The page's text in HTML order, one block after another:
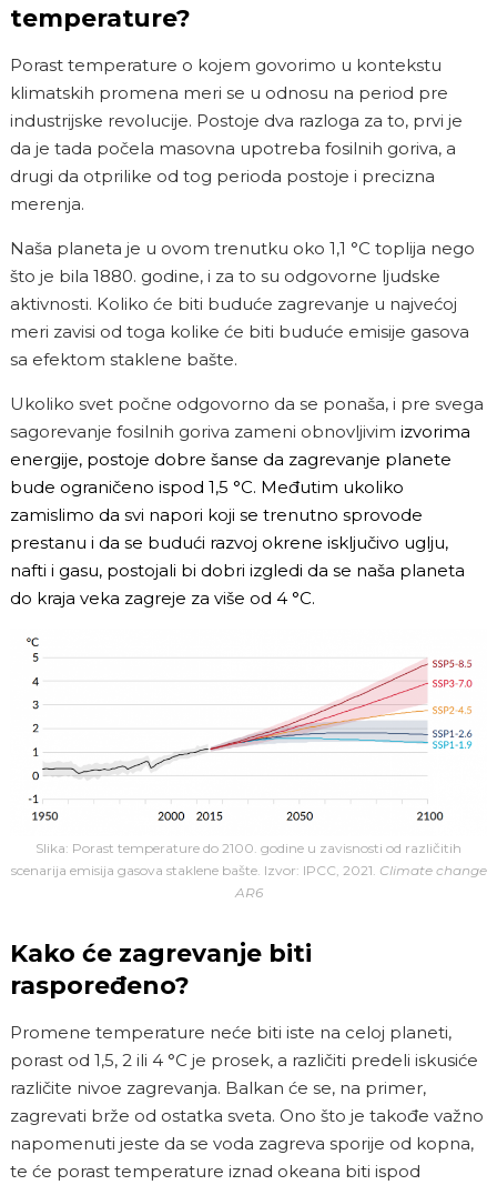
temperature?
Porast temperature o kojem govorimo u kontekstu
klimatskih promena meri se u odnosu na period pre
industrijske revolucije. Postoje dva razloga za to, prvi je
da je tada počela masovna upotreba fosilnih goriva, a
drugi da otprilike od tog perioda postoje i precizna
merenja.
Naša planeta je u ovom trenutku oko 1,1 °C toplija nego
što je bila 1880. godine, i za to su odgovorne ljudske
aktivnosti. Koliko će biti buduće zagrevanje u najvećoj
meri zavisi od toga kolike će biti buduće emisije gasova
sa efektom staklene bašte.
Ukoliko svet počne odgovorno da se ponaša, i pre svega
sagorevanje fosilnih goriva zameni obnovljivim izvorima
energije, postoje dobre šanse da zagrevanje planete
bude ograničeno ispod 1,5 °C. Međutim ukoliko
zamislimo da svi napori koji se trenutno sprovode
prestanu i da se budući razvoj okrene isključivo uglju,
nafti i gasu, postojali bi dobri izgledi da se naša planeta
do kraja veka zagreje za više od 4 °C.
Slika: Porast temperature do 2100. godine u zavisnosti od različitih
scenarija emisija gasova staklene bašte. Izvor: IPCC, 2021. Climate change
AR6
Kako će zagrevanje biti
raspoređeno?
Promene temperature neće biti iste na celoj planeti,
porast od 1,5, 2 ili 4 °C je prosek, a različiti predeli iskusiće
različite nivoe zagrevanja. Balkan će se, na primer,
zagrevati brže od ostatka sveta. Ono što je takođe važno
napomenuti jeste da se voda zagreva sporije od kopna,
te će porast temperature iznad okeana biti ispod